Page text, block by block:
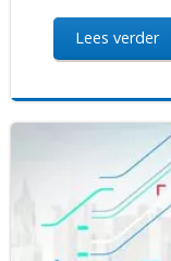
Lees verder